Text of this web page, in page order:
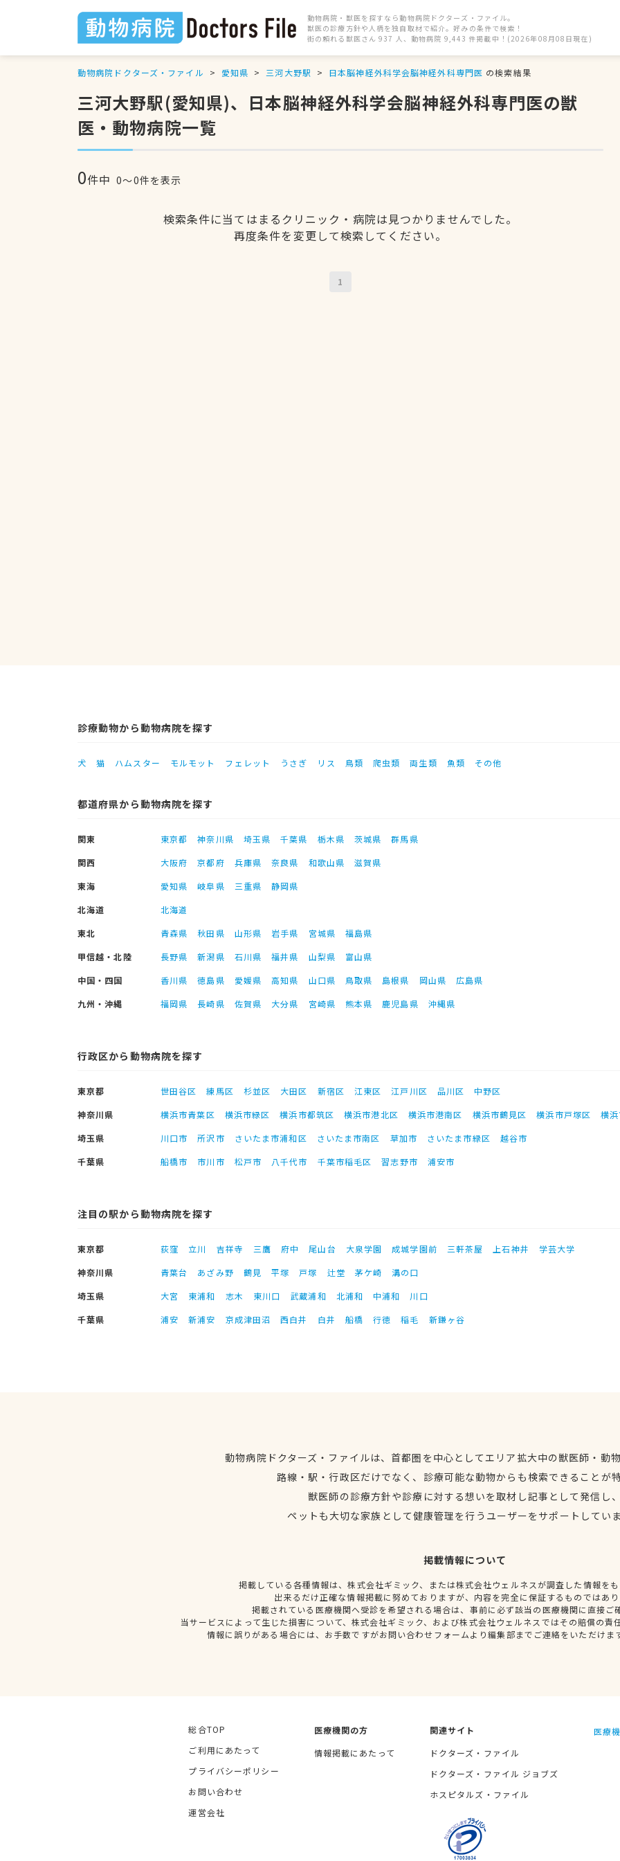
動物病院・獣医を探すなら動物病院ドクターズ・ファイル。
獣医の診療方針や人柄を独自取材で紹介。好みの条件で検索！
街の頼れる獣医さん 937 人、動物病院 9,443 件掲載中！(2026年08月08日現在)
動物病院ドクターズ・ファイル 愛知県 三河大野駅 日本脳神経外科学会脳神経外科専門医 の検索結果
三河大野駅(愛知県)、日本脳神経外科学会脳神経外科専門医の獣
医・動物病院一覧
0件中 0〜0件を表示
検索条件に当てはまるクリニック・病院は見つかりませんでした。
再度条件を変更して検索してください。
1
診療動物から動物病院を探す
犬 猫 ハムスター モルモット フェレット うさぎ リス 鳥類 爬虫類 両生類 魚類 その他
都道府県から動物病院を探す
関東 東京都 神奈川県 埼玉県 千葉県 栃木県 茨城県
群馬県
関西
大阪府 京都府 兵庫県 奈良県 和歌山県
滋賀県
東海
愛知県 岐阜県 三重県
静岡県
北海道
北海道
東北
青森県 秋田県 山形県 岩手県 宮城県
福島県
甲信越・北陸
長野県 新潟県 石川県 福井県 山梨県
富山県
中国・四国
香川県 徳島県 愛媛県 高知県 山口県 鳥取県 島根県 岡山県
広島県
九州・沖縄
福岡県 長崎県 佐賀県 大分県 宮崎県 熊本県 鹿児島県 沖縄県
行政区から動物病院を探す
東京都 世田谷区 練馬区 杉並区 大田区 新宿区 江東区 江戸川区 品川区
中野区
神奈川県
横浜市青葉区 横浜市緑区 横浜市都筑区 横浜市港北区 横浜市港南区 横浜市鶴見区 横浜市戸塚区
横
埼玉県
川口市 所沢市 さいたま市浦和区 さいたま市南区 草加市 さいたま市緑区
越谷市
千葉県
船橋市 市川市 松戸市 八千代市 千葉市稲毛区 習志野市 浦安市
注目の駅から動物病院を探す
東京都 荻窪 立川 吉祥寺 三鷹 府中 尾山台 大泉学園 成城学園前 三軒茶屋 上石神井
学芸大学
神奈川県
青葉台 あざみ野 鶴見 平塚 戸塚 辻堂 茅ケ崎
溝の口
埼玉県
大宮 東浦和 志木 東川口 武蔵浦和 北浦和 中浦和
川口
千葉県
浦安 新浦安 京成津田沼 西白井 白井 船橋 行徳 稲毛 新鎌ヶ谷
動物病院ドクターズ・ファイルは、首都圏を中心としてエリア拡大中の獣医師・動
路線・駅・行政区だけでなく、診療可能な動物からも検索できることが
獣医師の診療方針や診療に対する想いを取材し記事として発信し
ペットも大切な家族として健康管理を行うユーザーをサポートしてい
掲載情報について
掲載している各種情報は、株式会社ギミック、または株式会社ウェルネスが調査した情報を
出来るだけ正確な情報掲載に努めておりますが、内容を完全に保証するものではあ
掲載されている医療機関へ受診を希望される場合は、事前に必ず該当の医療機関に直接ご
当サービスによって生じた損害について、株式会社ギミック、および株式会社ウェルネスではその賠償の責
情報に誤りがある場合には、お手数ですがお問い合わせフォームより編集部までご連絡をいただけま
総合TOP
ご利用にあたって
プライバシーポリシー
お問い合わせ
運営会社
医療機関の方
情報掲載にあたって
関連サイト
ドクターズ・ファイル
ドクターズ・ファイル ジョブズ
ホスピタルズ・ファイル
医療